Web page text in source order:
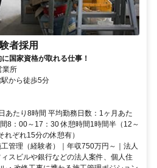
者採用
国家資格が取れる仕事！
業所
から徒歩5分
あたり8時間 平均勤務日数：1ヶ月あた
8：00～17：30 休憩時間1時間半（12～
ぞれ15分の休憩有）
管理（経験者）｜年収750万円～｜法人
スビルや銀行などの法人案件、個人住